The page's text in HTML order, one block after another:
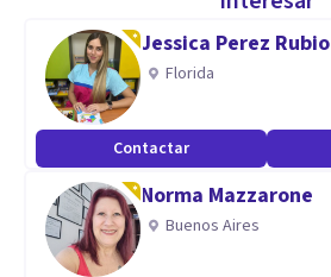
Jessica Perez Rubio
Florida
Contactar
Norma Mazzarone
Buenos Aires